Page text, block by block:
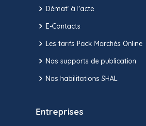
Démat' à l'acte
E-Contacts
Les tarifs Pack Marchés Online
Nos supports de publication
Nos habilitations SHAL
Entreprises